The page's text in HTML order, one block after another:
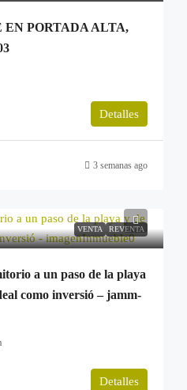
EN PORTADA ALTA,
Detalles
3 semanas ago
VENTA REVENTA
a un paso de la playa
como inversió – jamm-
Detalles